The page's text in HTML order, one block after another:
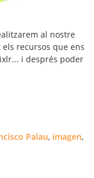
al nostre
recursos que ens
i després poder
Palau, imagen,